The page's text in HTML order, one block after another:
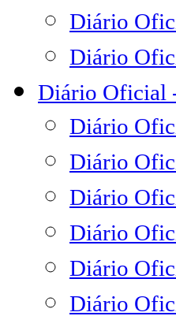
Diário
Diário
Diário Oficial
Diário
Diário
Diário
Diário
Diário
Diário